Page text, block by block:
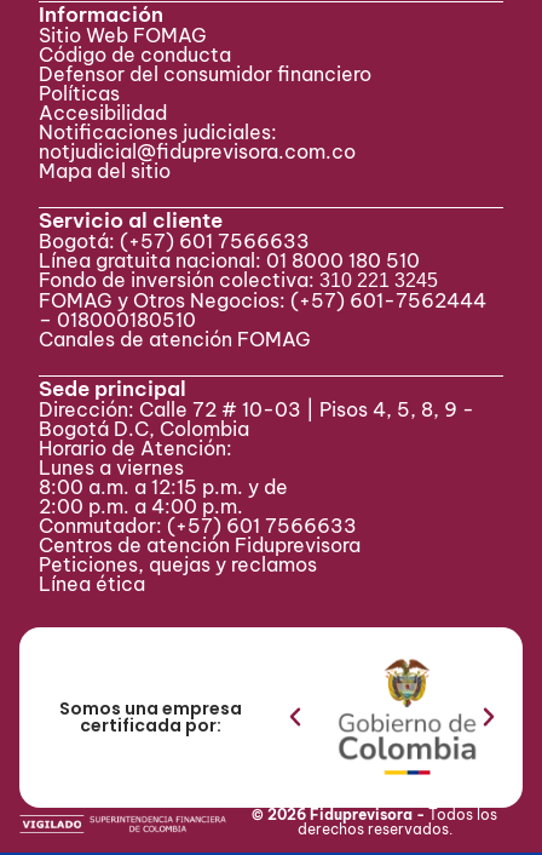
Información
Sitio Web FOMAG
Código de conducta
Defensor del consumidor financiero
Políticas
Accesibilidad
Notificaciones judiciales:
notjudicial@fiduprevisora.com.co
Mapa del sitio
Servicio al cliente
Bogotá: (+57) 601 7566633
Línea gratuita nacional: 01 8000 180 510
Fondo de inversión colectiva:310 221 3245
FOMAG y Otros Negocios: (+57) 601-7562444
– 018000180510
Canales de atención FOMAG
Sede principal
Dirección: Calle 72 # 10-03 | Pisos 4, 5, 8, 9 -
Bogotá D.C, Colombia
Horario de Atención:
Lunes a viernes
8:00 a.m. a 12:15 p.m. y de
2:00 p.m. a 4:00 p.m.
Conmutador: (+57) 601 7566633
Centros de atención Fiduprevisora
Peticiones, quejas y reclamos
Línea ética
Somos una empresa
certificada por:
© 2026 Fiduprevisora -Todos los
derechos reservados.